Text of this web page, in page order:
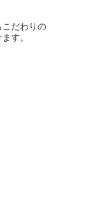
だわりの
す。